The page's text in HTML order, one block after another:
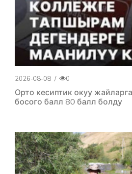
2026-08-08 / 0
Орто кесиптик окуу
босого балл 80 балл болду